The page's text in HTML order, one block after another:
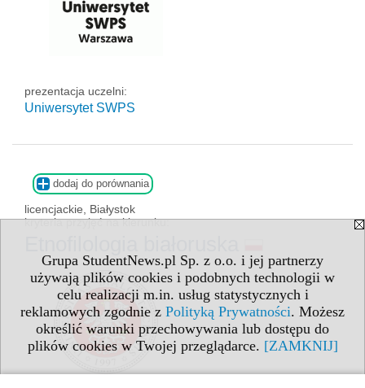
Grupa StudentNews.pl Sp. z o.o. i jej partnerzy
używają plików cookies i podobnych technologii w
celu realizacji m.in. usług statystycznych i
reklamowych zgodnie z Polityką Prywatności. Możesz
określić warunki przechowywania lub dostępu do
plików cookies w Twojej przeglądarce. [ZAMKNIJ]
prezentacja uczelni:
Uniwersytet SWPS
dodaj do porównania
licencjackie, Białystok
kryteria przyjęć na kierunku: